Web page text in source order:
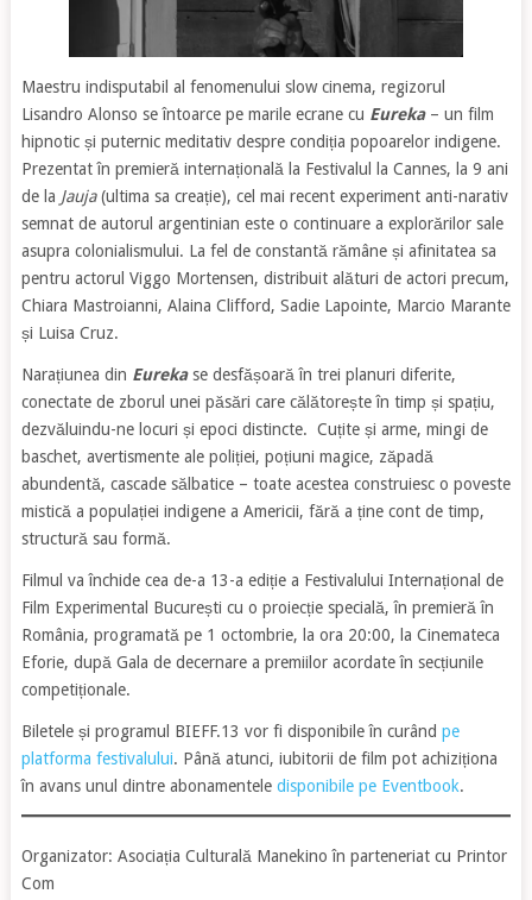
Maestru indisputabil al fenomenului slow cinema, regizorul
Lisandro Alonso se întoarce pe marile ecrane cu Eureka– un film
hipnotic și puternic meditativ despre condiția popoarelor indigene.
Prezentat în premieră internațională la Festivalul la Cannes, la 9 ani
de la Jauja(ultima sa creație), cel mai recent experiment anti-narativ
semnat de autorul argentinian este o continuare a explorărilor sale
asupra colonialismului. La fel de constantă rămâne și afinitatea sa
pentru actorul Viggo Mortensen, distribuit alături de actori precum,
Chiara Mastroianni, Alaina Clifford, Sadie Lapointe, Marcio Marante
și Luisa Cruz.
Narațiunea din Eurekase desfășoară în trei planuri diferite,
conectate de zborul unei păsări care călătorește în timp și spațiu,
dezvăluindu-ne locuri și epoci distincte. Cuțite și arme, mingi de
baschet, avertismente ale poliției, poțiuni magice, zăpadă
abundentă, cascade sălbatice – toate acestea construiesc o poveste
mistică a populației indigene a Americii, fără a ține cont de timp,
structură sau formă.
Filmul va închide cea de-a 13-a ediție a Festivalului Internațional de
Film Experimental București cu o proiecție specială, în premieră în
România, programată pe 1 octombrie, la ora 20:00, la Cinemateca
Eforie, după Gala de decernare a premiilor acordate în secțiunile
competiționale.
Biletele și programul BIEFF.13 vor fi disponibile în curând pe
platforma festivalului. Până atunci, iubitorii de film pot achiziționa
în avans unul dintre abonamentele disponibile pe Eventbook.
Organizator: Asociația Culturală Manekino în parteneriat cu Printor
Com